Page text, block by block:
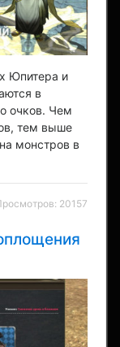
Юпитера и
в
очков. Чем
тем выше
монстров в
20157